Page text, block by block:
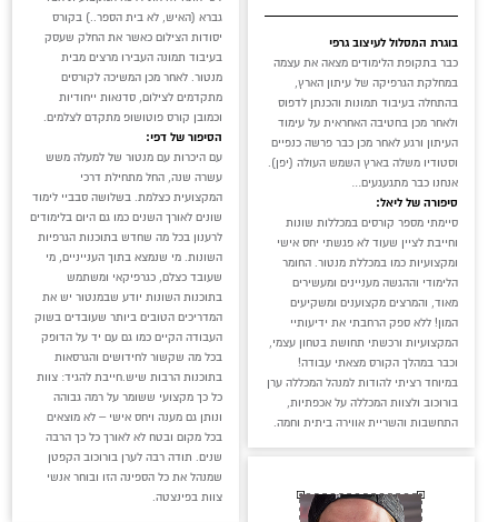
גברא (האיש, לא בית הספר..) בקורס
יסודות הצילום כאשר את החלק שעסק
בעיבוד תמונה העבירו מרצים מבית
מנטור. לאחר מכן המשיכה לקורסים
מתקדמים לצילום, סדנאות ייחודיות
וכמובן קורס פוטושופ מתקדם לצלמים.
הסיפור של דפי:
עם היכרות עם מנטור של למעלה משש
עשרה שנה, החל מתחילת דרכי
המקצועית כצלמת. בשלושה סבביי לימוד
שונים לאורך השנים כמו גם היום בלימודים
לרענון בכל מה שחדש בתוכנות הגרפיות
השונות. מי שנמצא בתוך הענייניים, מי
שעובד כצלם, כגרפיקאי ומשתמש
בתוכנות השונות יודע שבמנטור יש את
המדריכים הטובים ביותר שעובדים בשוק
העבודה הקיים כמו גם עם יד על הדופק
בכל מה שקשור לחידושים והגרסאות
בתוכנות הרבות שיש.חייבת להגיד: צוות
כל כך מקצועי ששומר על רמה גבוהה
ונותן גם מענה ויחס אישי – לא מוצאים
בכל מקום ובטח לא לאורך כל כך הרבה
שנים. תודה רבה לערן בורוכוב הקפטן
שמנהל את כל הספינה הזו ובוחר אנשי
צוות בפינצטה.
בוגרת המסלול לעיצוב גרפי
כבר בתקופת הלימודים מצאה את עצמה
במחלקת הגרפיקה של עיתון הארץ,
בהתחלה בעיבוד תמונות והכנתן לדפוס
ולאחר מכן בחטיבה האחראית על עימוד
העיתון ורגע לאחר מכן כבר פרשה כנפיים
וסטודיו משלה בארץ השמש העולה (יפן).
אנחנו כבר מתגעגעים…
סיפורה של ליאל:
סיימתי מספר קורסים במכללות שונות
וחייבת לציין שעוד לא פגשתי יחס אישי
ומקצועיות כמו במכללת מנטור. החומר
הלימודי וההגשה מעניינים ומעשירים
מאוד, והמרצים מקצוענים ומשקיעים
המון! ללא ספק הרחבתי את ידיעותיי
המקצועיות ורכשתי תחושת בטחון עצמי,
וכבר במהלך הקורס מצאתי עבודה!
במיוחד רציתי להודות למנהל המכללה ערן
בורוכוב ולצוות המכללה על אכפתיות,
התחשבות והשריית אווירה ביתית וחמה.